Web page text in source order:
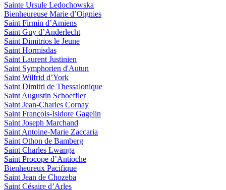
Sainte Ursule Ledochowska
Bienheureuse Marie d’Oignies
Saint Firmin d’Amiens
Saint Guy d’Anderlecht
Saint Dimitrios le Jeune
Saint Hormisdas
Saint Laurent Justinien
Saint Symphorien d'Autun
Saint Wilfrid d’York
Saint Dimitri de Thessalonique
Saint Augustin Schoeffler
Saint Jean-Charles Cornay
Saint François-Isidore Gagelin
Saint Joseph Marchand
Saint Antoine-Marie Zaccaria
Saint Othon de Bamberg
Saint Charles Lwanga
Saint Procope d’Antioche
Bienheureux Pacifique
Saint Jean de Chozeba
Saint Césaire d’Arles